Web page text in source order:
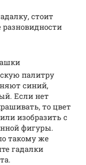
стоит
палитру
синий,
Если нет
то цвет
изобразить с
фигуры.
такому же
гадалки